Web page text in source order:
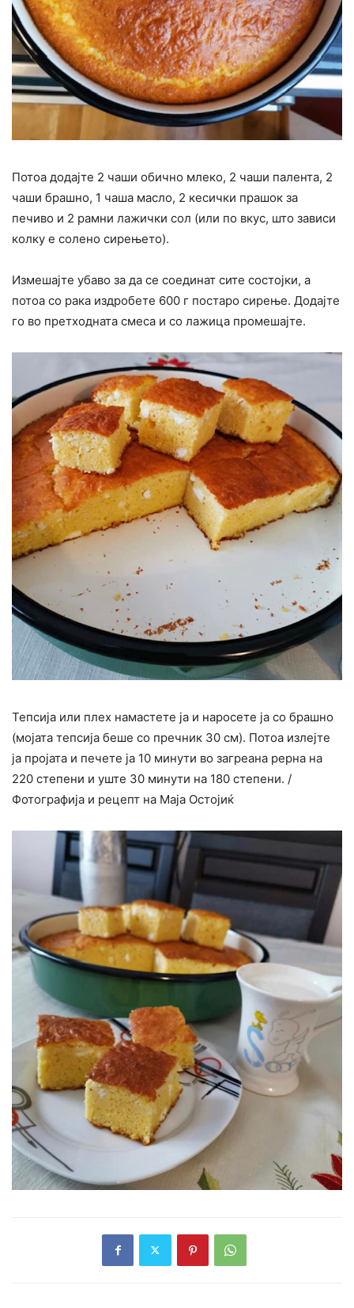
Потоа додајте 2 чаши обично млеко, 2 чаши палента, 2
чаши брашно, 1 чаша масло, 2 кесички прашок за
печиво и 2 рамни лажички сол (или по вкус, што зависи
колку е солено сирењето).
Измешајте убаво за да се соединат сите состојки, а
потоа со рака издробете 600 г постаро сирење. Додајте
го во претходната смеса и со лажица промешајте.
Тепсија или плех намастете ја и наросете ја со брашно
(мојата тепсија беше со пречник 30 см). Потоа излејте
ја пројата и печете ја 10 минути во загреана рерна на
220 степени и уште 30 минути на 180 степени. /
Фотографија и рецепт на Маја Остојиќ